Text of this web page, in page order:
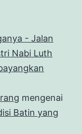
- Jalan
Nabi Luth
mengenai
Batin yang